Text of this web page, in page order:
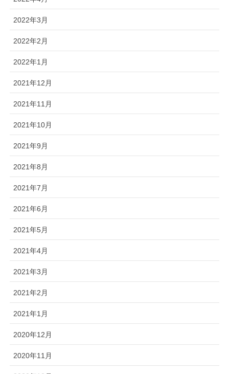
2022年3月
2022年2月
2022年1月
2021年12月
2021年11月
2021年10月
2021年9月
2021年8月
2021年7月
2021年6月
2021年5月
2021年4月
2021年3月
2021年2月
2021年1月
2020年12月
2020年11月